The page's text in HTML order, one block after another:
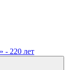
- 220 лет